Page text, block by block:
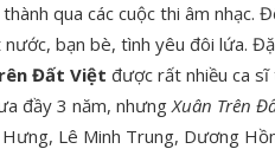
qua các cuộc thi âm nhạc.
bạn bè, tình yêu đôi lứa.
Đất Việt được rất nhiều ca sĩ
đầy 3 năm, nhưngXuân Trên
Lê Minh Trung, Dương